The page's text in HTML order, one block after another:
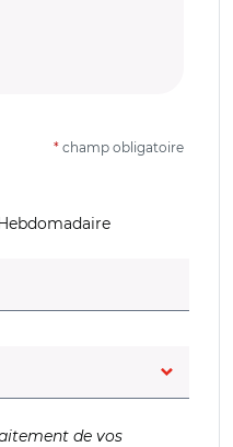
* champ obligatoire
obligatoire)
de vos